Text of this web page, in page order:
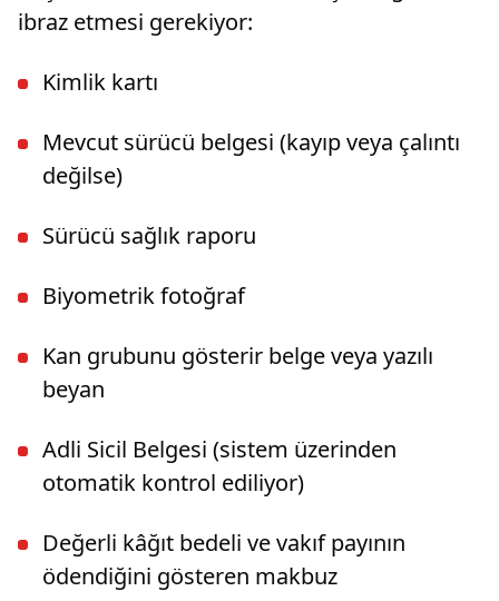
ibraz etmesi gerekiyor:
Kimlik kartı
Mevcut sürücü belgesi (kayıp veya çalıntı
değilse)
Sürücü sağlık raporu
Biyometrik fotoğraf
Kan grubunu gösterir belge veya yazılı
beyan
Adli Sicil Belgesi (sistem üzerinden
otomatik kontrol ediliyor)
Değerli kâğıt bedeli ve vakıf payının
ödendiğini gösteren makbuz